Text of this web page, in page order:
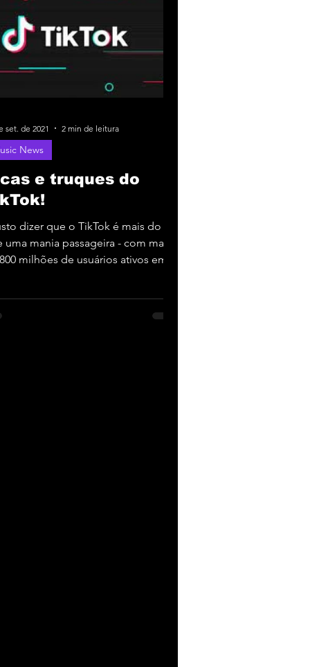
e truques do
dizer que o TikTok é mais do
uma mania passageira - com mais
milhões de usuários ativos em
News
set. de 2021 2 min de leitura